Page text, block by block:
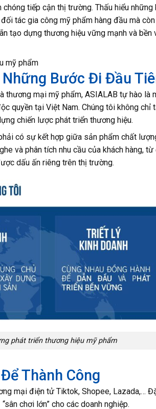
tiếp cận thị trường. Thấu hiểu những
tác gia công mỹ phẩm hàng đầu mà
tạo dựng thương hiệu vững mạnh và bền
mỹ phẩm
Bước Đi Đầu
thương mại mỹ phẩm, ASIALAB tự hào là
quyền tại Việt Nam. Chúng tôi không chỉ
chiến lược phát triển thương hiệu.
có sự kết hợp giữa sản phẩm chất
và phân tích nhu cầu của khách hàng,
dấu ấn riêng trên thị trường.
phát triển thương hiệu mỹ phẩm
Thành Công
mại điện tử Tiktok, Shopee, Lazada,…
chơi lớn” cho các doanh nghiệp.